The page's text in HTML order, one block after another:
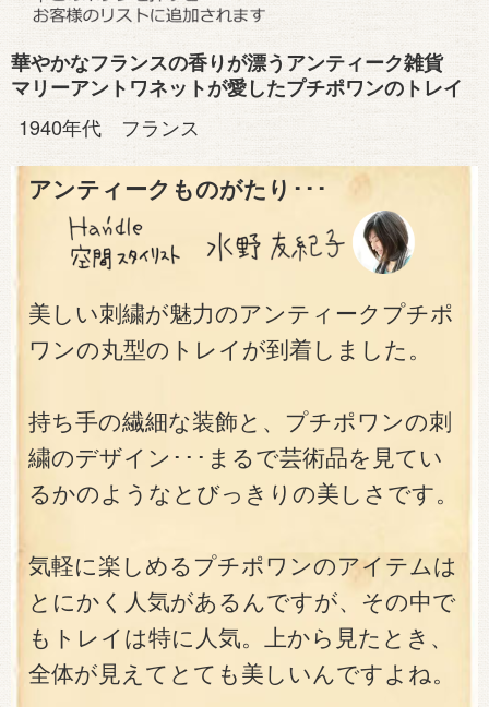
華やかなフランスの香りが漂うアンティーク雑貨
マリーアントワネットが愛したプチポワンのトレイ
1940年代 フランス
アンティークものがたり･･･
美しい刺繍が魅力のアンティークプチポ
ワンの丸型のトレイが到着しました。
持ち手の繊細な装飾と、プチポワンの刺
繍のデザイン･･･まるで芸術品を見てい
るかのようなとびっきりの美しさです。
気軽に楽しめるプチポワンのアイテムは
とにかく人気があるんですが、その中で
もトレイは特に人気。上から見たとき、
全体が見えてとても美しいんですよね。